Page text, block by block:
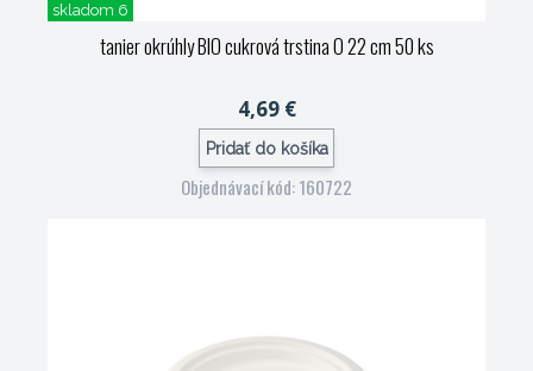
skladom 6
tanier okrúhly BIO cukrová trstina O 22 cm 50 ks
4,69 €
Pridať do košíka
Objednávací kód: 160722